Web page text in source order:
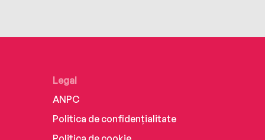
Legal
ANPC
Politica de confidențialitate